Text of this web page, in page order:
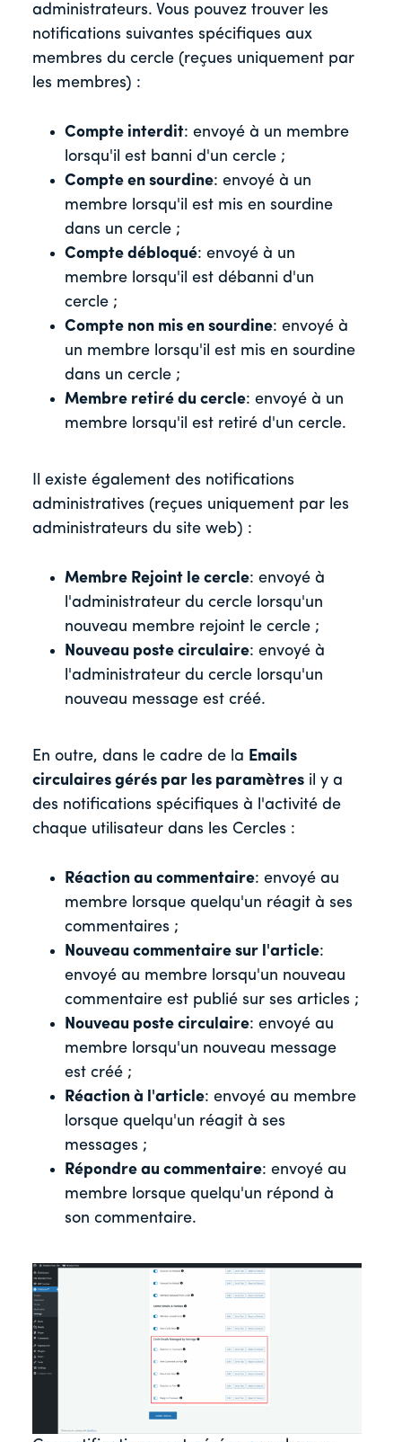
administrateurs. Vous pouvez trouver les
notifications suivantes spécifiques aux
membres du cercle (reçues uniquement par
les membres) :
Compte interdit: envoyé à un membre
lorsqu'il est banni d'un cercle ;
Compte en sourdine: envoyé à un
membre lorsqu'il est mis en sourdine
dans un cercle ;
Compte débloqué: envoyé à un
membre lorsqu'il est débanni d'un
cercle ;
Compte non mis en sourdine: envoyé à
un membre lorsqu'il est mis en sourdine
dans un cercle ;
Membre retiré du cercle: envoyé à un
membre lorsqu'il est retiré d'un cercle.
Il existe également des notifications
administratives (reçues uniquement par les
administrateurs du site web) :
Membre Rejoint le cercle: envoyé à
l'administrateur du cercle lorsqu'un
nouveau membre rejoint le cercle ;
Nouveau poste circulaire: envoyé à
l'administrateur du cercle lorsqu'un
nouveau message est créé.
En outre, dans le cadre de la Emails
circulaires gérés par les paramètres il y a
des notifications spécifiques à l'activité de
chaque utilisateur dans les Cercles :
Réaction au commentaire: envoyé au
membre lorsque quelqu'un réagit à ses
commentaires ;
Nouveau commentaire sur l'article:
envoyé au membre lorsqu'un nouveau
commentaire est publié sur ses articles ;
Nouveau poste circulaire: envoyé au
membre lorsqu'un nouveau message
est créé ;
Réaction à l'article: envoyé au membre
lorsque quelqu'un réagit à ses
messages ;
Répondre au commentaire: envoyé au
membre lorsque quelqu'un répond à
son commentaire.